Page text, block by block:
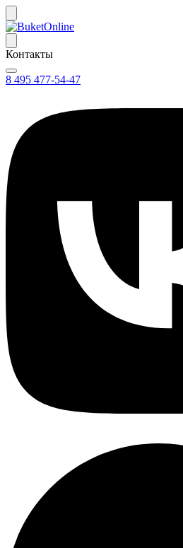
Контакты
8 495 477-54-47